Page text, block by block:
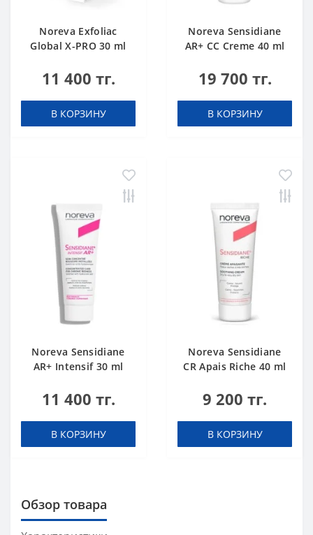
Noreva Exfoliac
Global X-PRO 30 ml
11 400 тг.
В КОРЗИНУ
Noreva Sensidiane
AR+ CC Creme 40 ml
19 700 тг.
В КОРЗИНУ
Noreva Sensidiane
AR+ Intensif 30 ml
11 400 тг.
В КОРЗИНУ
Noreva Sensidiane
CR Apais Riche 40 ml
9 200 тг.
В КОРЗИНУ
Обзор товара